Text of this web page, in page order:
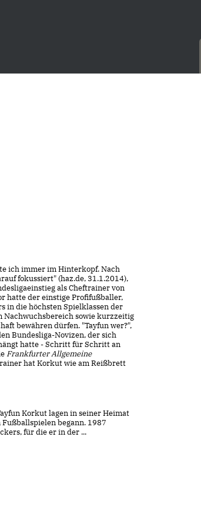
ich immer im Hinterkopf. Nach
fokussiert" (haz.de, 31.1.2014),
als Cheftrainer von
hatte der einstige Profifußballer,
in die höchsten Spielklassen der
sowie kurzzeitig
bewähren dürfen. "Tayfun wer?",
Bundesliga-Novizen, der sich
hatte - Schritt für Schritt an
Frankfurter Allgemeine
hat Korkut wie am Reißbrett
Korkut lagen in seiner Heimat
begann. 1987
für die er in der ...